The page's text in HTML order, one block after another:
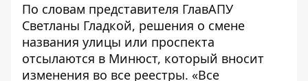
По словам представителя ГлавАПУ
Светланы Гладкой, решения о смене
названия улицы или проспекта
отсылаются в Минюст, который вносит
изменения во все реестры. «Все